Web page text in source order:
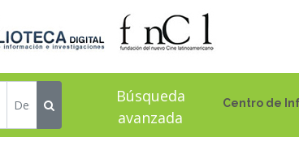
Centro de
Búsqueda
avanzada